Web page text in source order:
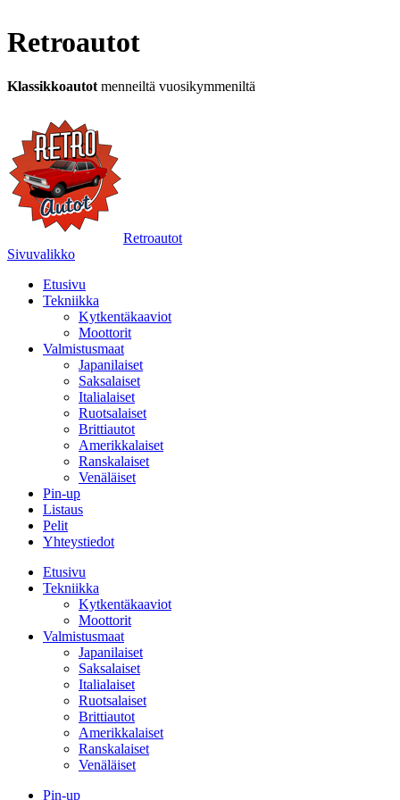
Retroautot
Klassikkoautot menneiltä vuosikymmeniltä
Retroautot
Sivuvalikko
Etusivu
Tekniikka
Kytkentäkaaviot
Moottorit
Valmistusmaat
Japanilaiset
Saksalaiset
Italialaiset
Ruotsalaiset
Brittiautot
Amerikkalaiset
Ranskalaiset
Venäläiset
Pin-up
Listaus
Pelit
Yhteystiedot
Etusivu
Tekniikka
Kytkentäkaaviot
Moottorit
Valmistusmaat
Japanilaiset
Saksalaiset
Italialaiset
Ruotsalaiset
Brittiautot
Amerikkalaiset
Ranskalaiset
Venäläiset
Pin-up